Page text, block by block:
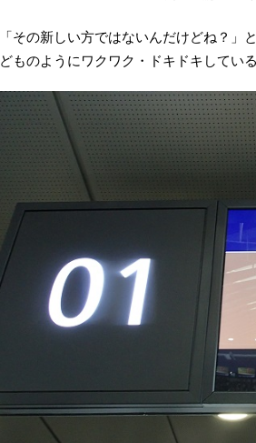
「その新しい方ではないんだけどね？
どものようにワクワク・ドキドキしてい